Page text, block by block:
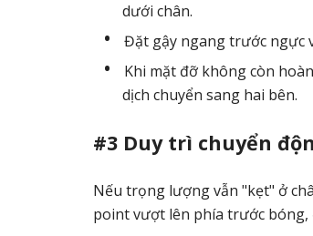
dưới chân.
Đặt gậy ngang trước ngực
Khi mặt đỡ không còn
dịch chuyển sang hai bên.
#3 Duy trì chuyển
Nếu trọng lượng vẫn "kẹt" ở
point vượt lên phía trước bóng,